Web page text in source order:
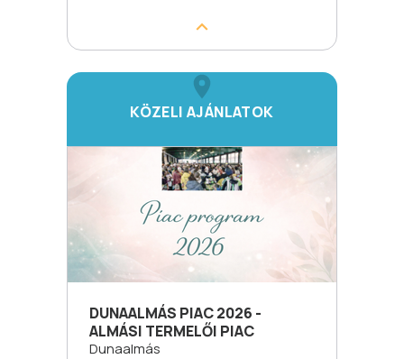
KÖZELI AJÁNLATOK
DUNAALMÁS PIAC 2026 -
ALMÁSI TERMELŐI PIAC
Dunaalmás